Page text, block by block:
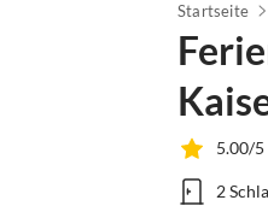
Startseite
5.00/5
2